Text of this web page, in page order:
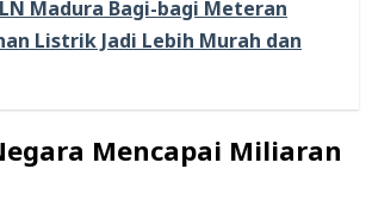
Madura Bagi-bagi Meteran
Listrik Jadi Lebih Murah dan
Mencapai Miliaran